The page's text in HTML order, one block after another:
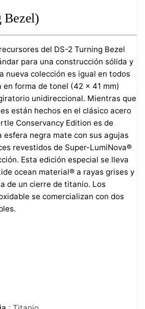
Bezel)
del DS-2 Turning Bezel
para una construcción sólida y
nueva colección es igual en todos
en forma de tonel (42 × 41 mm)
unidireccional. Mientras que
están hechos en el clásico acero
Conservancy Edition es de
negra mate con sus agujas
revestidos de Super-LumiNova®
Esta edición especial se lleva
ocean material® a rayas grises y
de un cierre de titanio. Los
se comercializan con dos